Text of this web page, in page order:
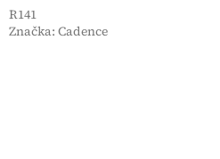
R141
Značka: Cadence